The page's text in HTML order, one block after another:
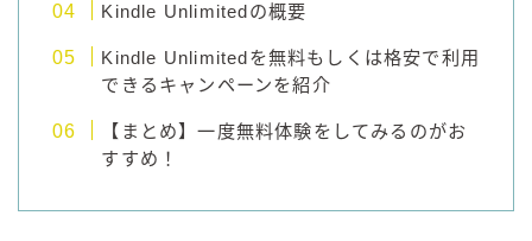
コカ・コーラ
オリオンビール
Kindle Unlimitedの概要
Kindle Unlimitedを無料もしくは格安で利用
できるキャンペーンを紹介
【まとめ】一度無料体験をしてみるのがお
すすめ！